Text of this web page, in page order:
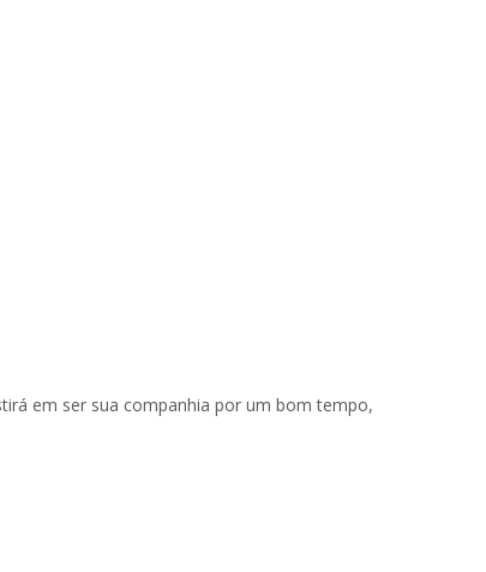
em ser sua companhia por um bom tempo,